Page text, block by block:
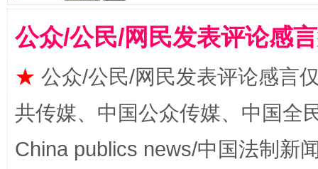
揭批美国五大"原罪" "炒
公众/公民/网民发表评论感
★ 公众/公民/网民发表评论感言
共传媒、中国公众传媒、中国全
China publics news/中国法制新